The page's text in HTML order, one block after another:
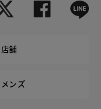
店舗
メンズ